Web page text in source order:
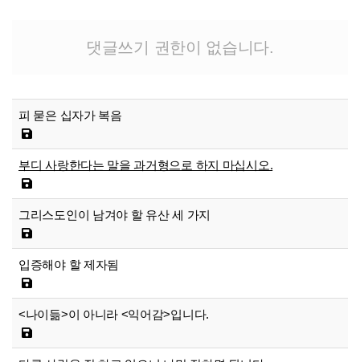
댓글쓰기 권한이 없습니다.
피 묻은 십자가 복음
부디 사랑한다는 말을 과거형으로 하지 마십시오.
그리스도인이 남겨야 할 유산 세 가지
입증해야 할 제자됨
<나이듦>이 아니라 <익어감>입니다.